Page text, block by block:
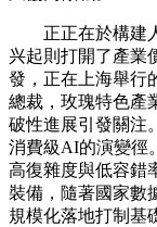
正正在於構建人
兴起則打開了產業
發，正在上海舉行
總裁，玫瑰特色產
破性進展引發關注
消費級AI的演變徑
高復雜度與低容錯
裝備，隨著國家數
規模化落地打制基